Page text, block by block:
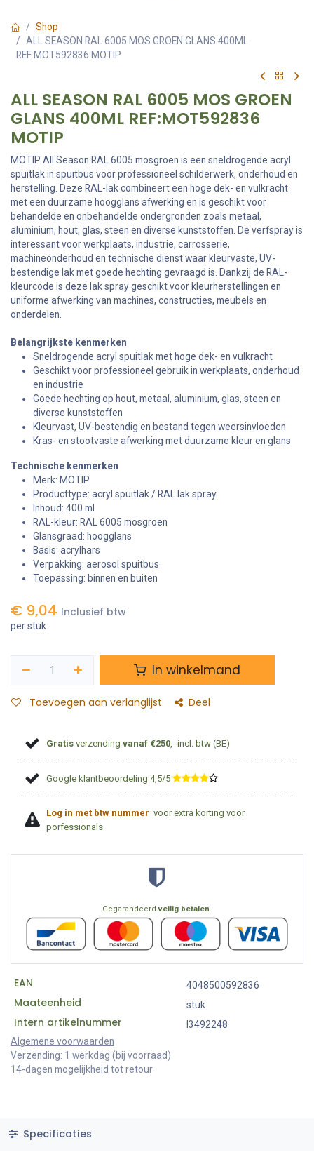
Shop
ALL SEASON RAL 6005 MOS GROEN GLANS 400ML
REF:MOT592836 MOTIP
ALL SEASON RAL 6005 MOS GROEN
GLANS 400ML REF:MOT592836
MOTIP
MOTIP All Season RAL 6005 mosgroen is een sneldrogende acryl
spuitlak in spuitbus voor professioneel schilderwerk, onderhoud en
herstelling. Deze RAL-lak combineert een hoge dek- en vulkracht
met een duurzame hoogglans afwerking en is geschikt voor
behandelde en onbehandelde ondergronden zoals metaal,
aluminium, hout, glas, steen en diverse kunststoffen. De verfspray is
interessant voor werkplaats, industrie, carrosserie,
machineonderhoud en technische dienst waar kleurvaste, UV-
bestendige lak met goede hechting gevraagd is. Dankzij de RAL-
kleurcode is deze lak spray geschikt voor kleurherstellingen en
uniforme afwerking van machines, constructies, meubels en
onderdelen.
Belangrijkste kenmerken
Sneldrogende acryl spuitlak met hoge dek- en vulkracht
Geschikt voor professioneel gebruik in werkplaats, onderhoud
en industrie
Goede hechting op hout, metaal, aluminium, glas, steen en
diverse kunststoffen
Kleurvast, UV-bestendig en bestand tegen weersinvloeden
Kras- en stootvaste afwerking met duurzame kleur en glans
Technische kenmerken
Merk: MOTIP
Producttype: acryl spuitlak / RAL lak spray
Inhoud: 400 ml
RAL-kleur: RAL 6005 mosgroen
Glansgraad: hoogglans
Basis: acrylhars
Verpakking: aerosol spuitbus
Toepassing: binnen en buiten
€ 9,04 Inclusief btw
per stuk
In winkelmand
Toevoegen aan verlanglijst Deel
Gratis verzendingvanaf €250 ,- incl. btw (BE)
Google klantbeoordeling 4,5/5 ​
Log in met btw nummer voor extra korting voor
porfessionals
Gegarandeerdveilig betalen
EAN 4048500592836
Maateenheid stuk
Intern artikelnummer
I3492248
Algemene voorwaarden
Verzending: 1 werkdag (bij voorraad)
14-dagen mogelijkheid tot retour
Specificaties